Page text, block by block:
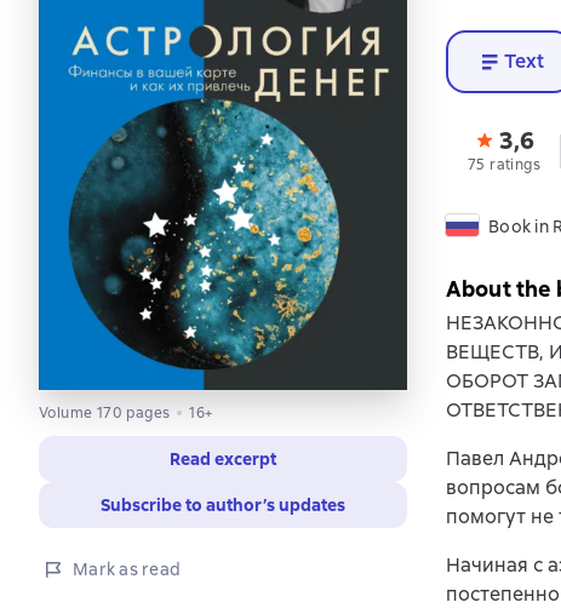
Volume 170 pages 16+
Read excerpt
Subscribe to author’s updates
Mark as read
Text
3,6
75 ratings
Book in
About the
ВЕЩЕСТВ,
ОБОРОТ
Павел
вопросам
помогут не
Начиная с